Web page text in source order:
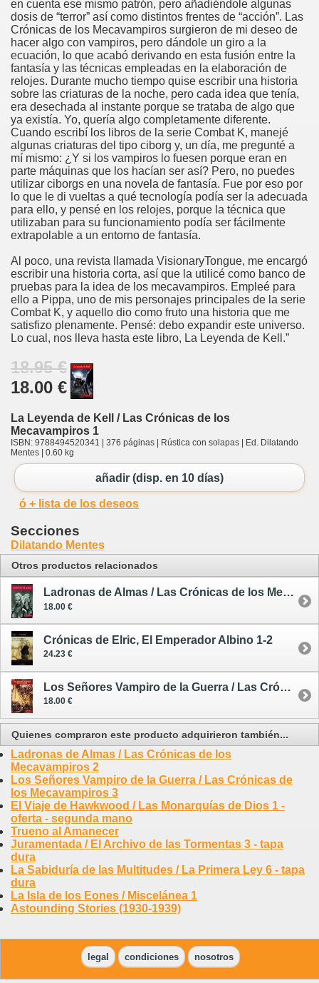
en cuenta ese mismo patrón, pero añadiéndole algunas
dosis de “terror” así como distintos frentes de “acción”. Las
Crónicas de los Mecavampiros surgieron de mi deseo de
hacer algo con vampiros, pero dándole un giro a la
ecuación, lo que acabó derivando en esta fusión entre la
fantasía y las técnicas empleadas en la elaboración de
relojes. Durante mucho tiempo quise escribir una historia
sobre las criaturas de la noche, pero cada idea que tenía,
era desechada al instante porque se trataba de algo que
ya existía. Yo, quería algo completamente diferente.
Cuando escribí los libros de la serie Combat K, manejé
algunas criaturas del tipo ciborg y, un día, me pregunté a
mí mismo: ¿Y si los vampiros lo fuesen porque eran en
parte máquinas que los hacían ser así? Pero, no puedes
utilizar ciborgs en una novela de fantasía. Fue por eso por
lo que le di vueltas a qué tecnología podía ser la adecuada
para ello, y pensé en los relojes, porque la técnica que
utilizaban para su funcionamiento podía ser fácilmente
extrapolable a un entorno de fantasía.
Al poco, una revista llamada VisionaryTongue, me encargó
escribir una historia corta, así que la utilicé como banco de
pruebas para la idea de los mecavampiros. Empleé para
ello a Pippa, uno de mis personajes principales de la serie
Combat K, y aquello dio como fruto una historia que me
satisfizo plenamente. Pensé: debo expandir este universo.
Lo cual, nos lleva hasta este libro, La Leyenda de Kell.”
18.95 €
18.00 €
La Leyenda de Kell / Las Crónicas de los
Mecavampiros 1
ISBN: 9788494520341 | 376 páginas | Rústica con solapas | Ed. Dilatando
Mentes | 0.60 kg
añadir (disp. en 10 días)
ó + lista de los deseos
Secciones
Dilatando Mentes
Otros productos relacionados
Ladronas de Almas / Las Crónicas de los Mecavampiros 2
18.00 €
Crónicas de Elric, El Emperador Albino 1-2
24.23 €
Los Señores Vampiro de la Guerra / Las Crónicas de los Mecavampiros 3
18.00 €
Quienes compraron este producto adquirieron también...
Ladronas de Almas / Las Crónicas de los
Mecavampiros 2
Los Señores Vampiro de la Guerra / Las Crónicas de
los Mecavampiros 3
El Viaje de Hawkwood / Las Monarquías de Dios 1 -
oferta - segunda mano
Trueno al Amanecer
Juramentada / El Archivo de las Tormentas 3 - tapa
dura
La Sabiduría de las Multitudes / La Primera Ley 6 - tapa
dura
La Isla de los Eones / Miscelánea 1
Astounding Stories (1930-1939)
legal condiciones nosotros